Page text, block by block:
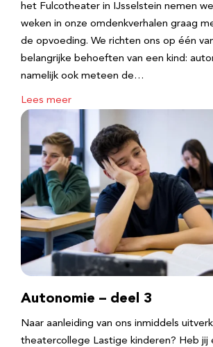
het Fulcotheater in IJsselstein nemen
weken in onze omdenkverhalen graag
de opvoeding. We richten ons op één
belangrijke behoeften van een kind:
namelijk ook meteen de…
Lees meer
Autonomie – deel 3
Naar aanleiding van ons inmiddels
theatercollege Lastige kinderen? Heb jij